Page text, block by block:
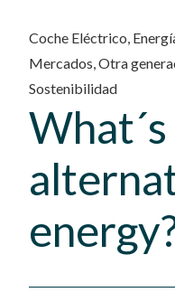
Coche Eléctrico,
Mercados,Otra
Sostenibilidad